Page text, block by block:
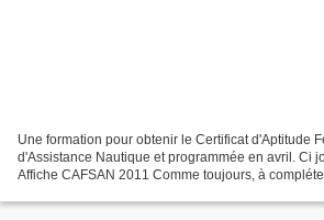
Une formation pour obtenir le Certificat d'Aptitude
d'Assistance Nautique et programmée en avril. Ci
Affiche CAFSAN 2011 Comme toujours, à